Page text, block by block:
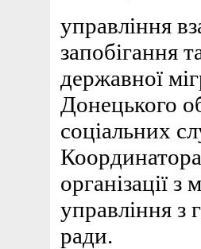
управління
запобігання
державної
Донецького
соціальних
організації з
управління з
ради.